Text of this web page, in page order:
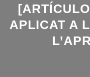
APLICAT A